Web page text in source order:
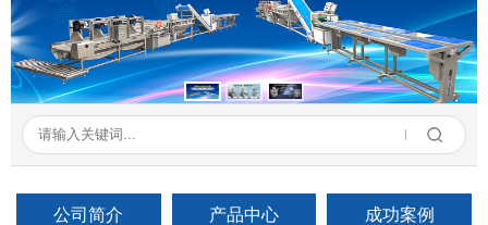
新闻资讯
成功案例
在线留言
联系我们
公司简介 产品中心 成功案例